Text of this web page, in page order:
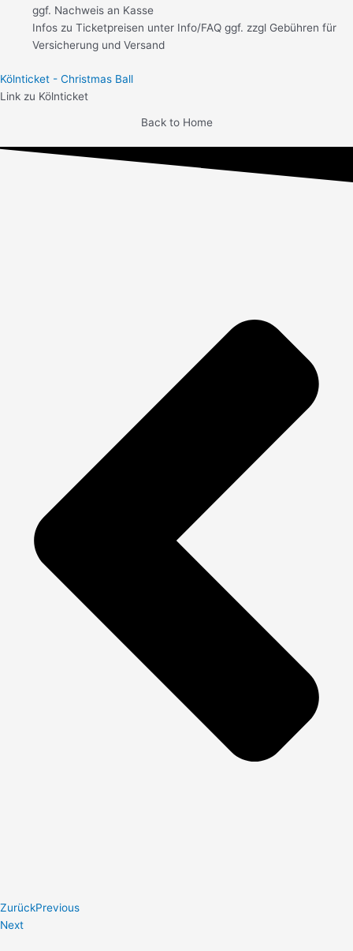
ggf. Nachweis an Kasse
Infos zu Ticketpreisen unter Info/FAQ ggf. zzgl Gebühren für
Versicherung und Versand
Kölnticket - Christmas Ball
Link zu Kölnticket
Back to Home
ZurückPrevious
Next